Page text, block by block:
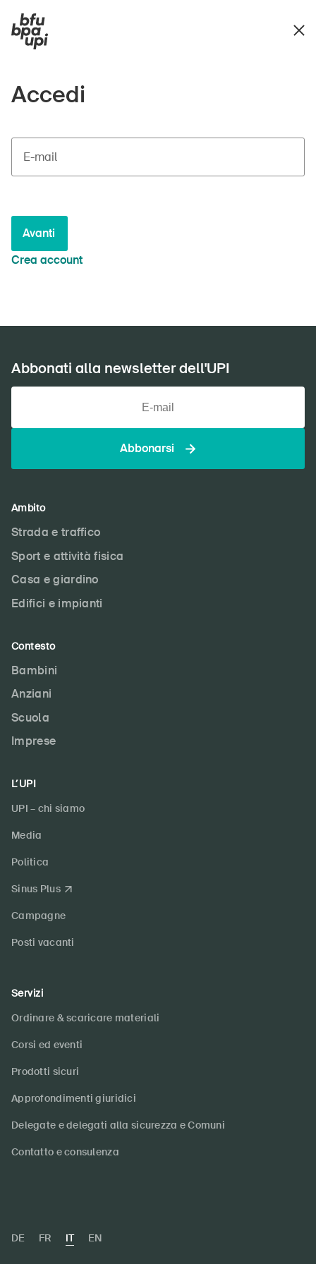
Accedi
E-mail
Avanti
Crea account
Abbonati alla newsletter dell'UPI
Abbonarsi
Ambito
Strada e traffico
Sport e attività fisica
Casa e giardino
Edifici e impianti
Contesto
Bambini
Anziani
Scuola
Imprese
L’UPI
UPI – chi siamo
Media
Politica
Sinus Plus
Campagne
Posti vacanti
Servizi
Ordinare & scaricare materiali
Corsi ed eventi
Prodotti sicuri
Approfondimenti giuridici
Delegate e delegati alla sicurezza e Comuni
Contatto e consulenza
DE FR IT EN